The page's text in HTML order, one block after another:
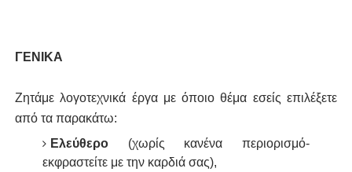
ΓΕΝΙΚΑ
Ζητάμε λογοτεχνικά έργα με όποιο θέμα εσείς επιλέξετε
από τα παρακάτω:
Ελεύθερο (χωρίς κανένα περιορισμό-
εκφραστείτε με την καρδιά σας),